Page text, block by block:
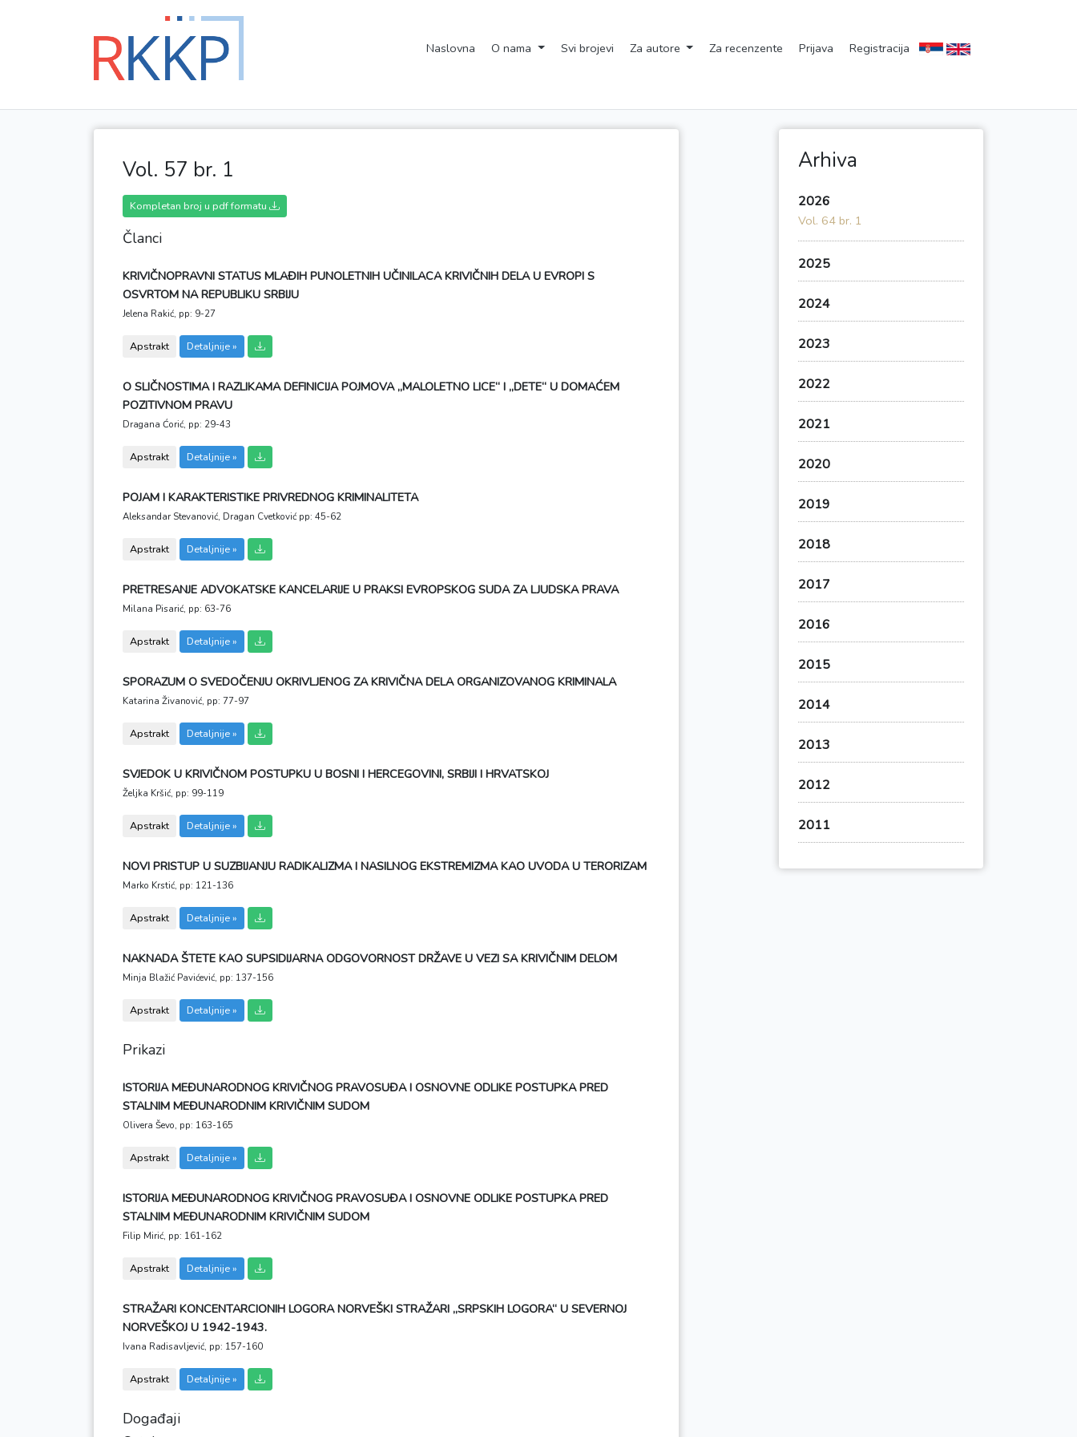
Naslovna O nama Svi brojevi Za autore Za recenzente Prijava Registracija
Vol. 57 br. 1
Kompletan broj u pdf formatu
Članci
KRIVIČNOPRAVNI STATUS MLAĐIH PUNOLETNIH UČINILACA KRIVIČNIH DELA U EVROPI S
OSVRTOM NA REPUBLIKU SRBIJU
Jelena Rakić, pp: 9-27
Apstrakt Detaljnije »
O SLIČNOSTIMA I RAZLIKAMA DEFINICIJA POJMOVA „MALOLETNO LICE“ I „DETE“ U DOMAĆEM
POZITIVNOM PRAVU
Dragana Ćorić, pp: 29-43
Apstrakt Detaljnije »
POJAM I KARAKTERISTIKE PRIVREDNOG KRIMINALITETA
Aleksandar Stevanović, Dragan Cvetković pp: 45-62
Apstrakt Detaljnije »
PRETRESANJE ADVOKATSKE KANCELARIJE U PRAKSI EVROPSKOG SUDA ZA LJUDSKA PRAVA
Milana Pisarić, pp: 63-76
Apstrakt Detaljnije »
SPORAZUM O SVEDOČENJU OKRIVLJENOG ZA KRIVIČNA DELA ORGANIZOVANOG KRIMINALA
Katarina Živanović, pp: 77-97
Apstrakt Detaljnije »
SVJEDOK U KRIVIČNOM POSTUPKU U BOSNI I HERCEGOVINI, SRBIJI I HRVATSKOJ
Željka Kršić, pp: 99-119
Apstrakt Detaljnije »
NOVI PRISTUP U SUZBIJANJU RADIKALIZMA I NASILNOG EKSTREMIZMA KAO UVODA U TERORIZAM
Marko Krstić, pp: 121-136
Apstrakt Detaljnije »
NAKNADA ŠTETE KAO SUPSIDIJARNA ODGOVORNOST DRŽAVE U VEZI SA KRIVIČNIM DELOM
Minja Blažić Pavićević, pp: 137-156
Apstrakt Detaljnije »
Prikazi
ISTORIJA MEĐUNARODNOG KRIVIČNOG PRAVOSUĐA I OSNOVNE ODLIKE POSTUPKA PRED
STALNIM MEĐUNARODNIM KRIVIČNIM SUDOM
Olivera Ševo, pp: 163-165
Apstrakt Detaljnije »
ISTORIJA MEĐUNARODNOG KRIVIČNOG PRAVOSUĐA I OSNOVNE ODLIKE POSTUPKA PRED
STALNIM MEĐUNARODNIM KRIVIČNIM SUDOM
Filip Mirić, pp: 161-162
Apstrakt Detaljnije »
STRAŽARI KONCENTARCIONIH LOGORA NORVEŠKI STRAŽARI „SRPSKIH LOGORA“ U SEVERNOJ
NORVEŠKOJ U 1942-1943.
Ivana Radisavljević, pp: 157-160
Apstrakt Detaljnije »
Događaji
Arhiva
2026
Vol. 64 br. 1
2025
2024
2023
2022
2021
2020
2019
2018
2017
2016
2015
2014
2013
2012
2011